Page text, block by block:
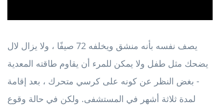
يصف نفسه بأنه منشق ويخلفه 72 صيفًا ، ولا يزال لال
يضحك مثل طفل ولا يمكن للمرء أن يقاوم طاقته المعدية
- بغض النظر عن كونه على كرسي متحرك ، بعد إقامة
لمدة ثلاثة أشهر في المستشفى. ولكن في حالة وقوع